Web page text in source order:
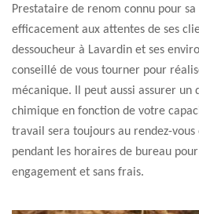
Prestataire de renom connu pour
efficacement aux attentes de ses
dessoucheur à Lavardin et ses
conseillé de vous tourner pour
mécanique. Il peut aussi assurer un
chimique en fonction de votre
travail sera toujours au rendez-vous
pendant les horaires de bureau
engagement et sans frais.